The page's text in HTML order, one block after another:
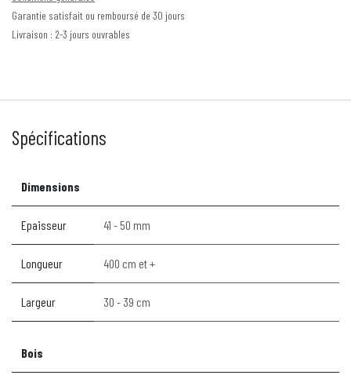
Garantie satisfait ou remboursé de 30 jours
Livraison : 2-3 jours ouvrables
Spécifications
Dimensions
Epaisseur 41 - 50 mm
Longueur 400 cm et +
Largeur 30 - 39 cm
Bois